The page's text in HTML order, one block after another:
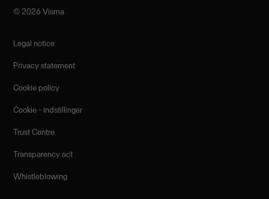
©️ 2026 Visma
Legal notice
Privacy statement
Cookie policy
Cookie - indstillinger
Trust Centre
Transparency act
Whistleblowing